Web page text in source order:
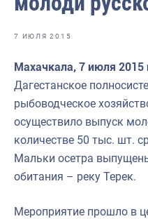
Отраслевые СМИ
Выставки и
Научно-практическая
Рыбоохрана России
Инфографика
7 ИЮЛЯ 2015
Махачкала, 7 июля 2015
Дагестанское
рыбоводческое
осуществило выпуск
количестве 50 тыс. шт.
Мальки осетра
обитания – реку Терек.
Мероприятие прошло в